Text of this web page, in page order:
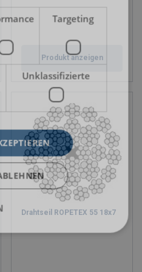
Produkt anzeigen
Drahtseil ROPETEX 55 18x7
Targeting
Unklassifizierte